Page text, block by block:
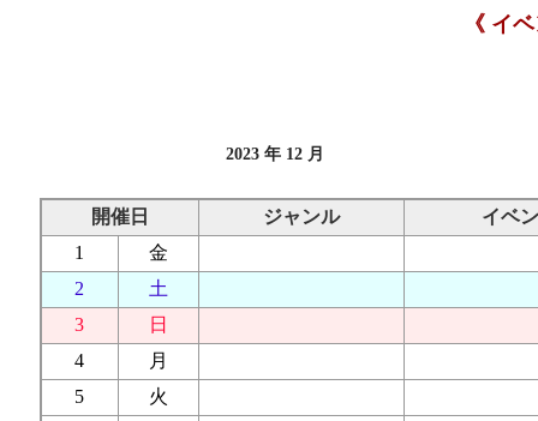
《 イ
2023 年 12 月
開催日 ジャンル
イベ
1
金
2
土
3
日
4
月
5
火